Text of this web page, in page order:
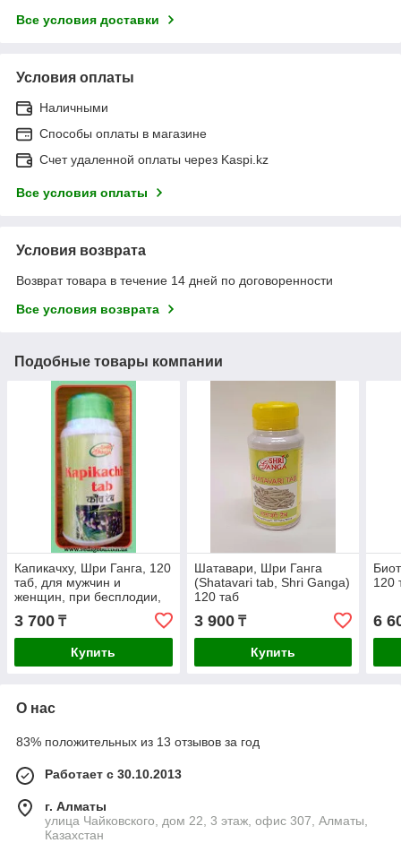
Все условия доставки
Условия оплаты
Наличными
Способы оплаты в магазине
Счет удаленной оплаты через Kaspi.kz
Все условия оплаты
Условия возврата
Возврат товара в течение 14 дней по договоренности
Все условия возврата
Подобные товары компании
Капикачху, Шри Ганга, 120
таб, для мужчин и
женщин, при бесплодии,
климаксе, сниженном
либидо
3 700 ₸
Купить
Шатавари, Шри Ганга
(Shatavari tab, Shri Ganga)
120 таб
3 900₸
Купить
120
6
О нас
83% положительных из 13 отзывов за год
Работает с 30.10.2013
г. Алматы
улица Чайковского, дом 22, 3 этаж, офис 307, Алматы,
Казахстан